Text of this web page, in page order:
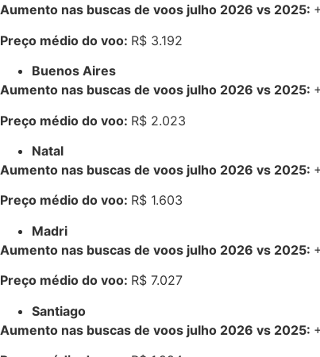
Aumento nas buscas de voos julho 2026 vs 2025:
Preço médio do voo: R$ 3.192
Buenos Aires
Aumento nas buscas de voos julho 2026 vs 2025:
Preço médio do voo: R$ 2.023
Natal
Aumento nas buscas de voos julho 2026 vs 2025:
Preço médio do voo: R$ 1.603
Madri
Aumento nas buscas de voos julho 2026 vs 2025:
Preço médio do voo: R$ 7.027
Santiago
Aumento nas buscas de voos julho 2026 vs 2025: